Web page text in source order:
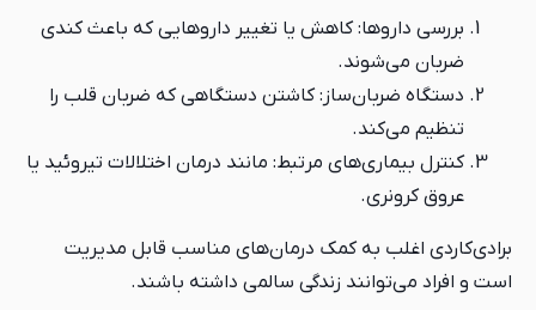
بررسی داروها: کاهش یا تغییر داروهایی که باعث کندی
ضربان می‌شوند.
دستگاه ضربان‌ساز: کاشتن دستگاهی که ضربان قلب را
تنظیم می‌کند.
کنترل بیماری‌های مرتبط: مانند درمان اختلالات تیروئید یا
عروق کرونری.
برادی‌کاردی اغلب به کمک درمان‌های مناسب قابل مدیریت
است و افراد می‌توانند زندگی سالمی داشته باشند.